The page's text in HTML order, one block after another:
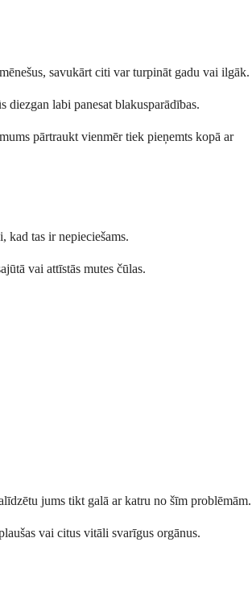
savukārt citi var turpināt gadu vai ilgāk.
labi panesat blakusparādības.
pārtraukt vienmēr tiek pieņemts kopā ar
kad tas ir nepieciešams.
vai attīstās mutes čūlas.
jums tikt galā ar katru no šīm problēmām.
vai citus vitāli svarīgus orgānus.